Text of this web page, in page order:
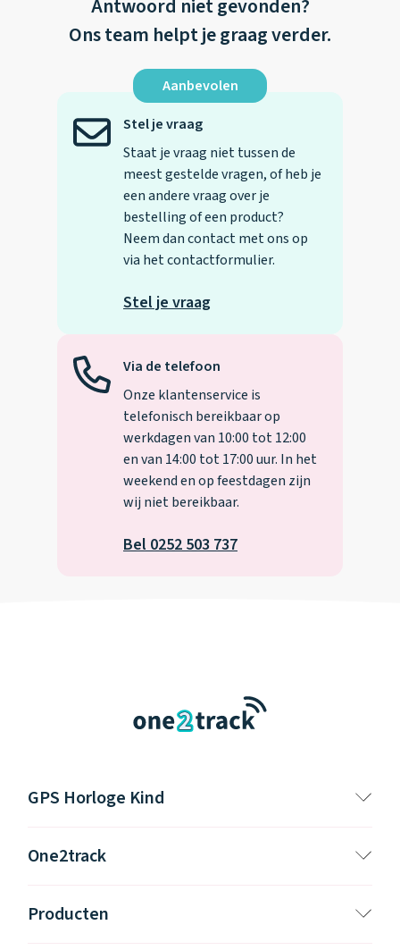
Antwoord niet gevonden?
Ons team helpt je graag verder.
Via de telefoon
Onze klantenservice is
telefonisch bereikbaar op
werkdagen van 10:00 tot 12:00
en van 14:00 tot 17:00 uur. In het
weekend en op feestdagen zijn
wij niet bereikbaar.
Bel 0252 503 737
Aanbevolen
Stel je vraag
Staat je vraag niet tussen de
meest gestelde vragen, of heb je
een andere vraag over je
bestelling of een product?
Neem dan contact met ons op
via het contactformulier.
Stel je vraag
GPS Horloge Kind
One2track
Producten